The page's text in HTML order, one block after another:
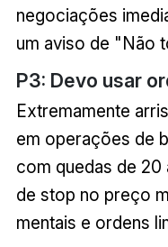
negociações
um aviso de "Não
P3: Devo usar
Extremamente
em operações de
com quedas de
de stop no preço
mentais e ordens